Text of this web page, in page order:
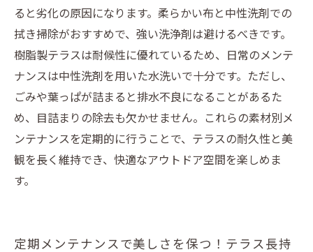
ると劣化の原因になります。柔らかい布と中性洗剤での
拭き掃除がおすすめで、強い洗浄剤は避けるべきです。
樹脂製テラスは耐候性に優れているため、日常のメンテ
ナンスは中性洗剤を用いた水洗いで十分です。ただし、
ごみや葉っぱが詰まると排水不良になることがあるた
め、目詰まりの除去も欠かせません。これらの素材別メ
ンテナンスを定期的に行うことで、テラスの耐久性と美
観を長く維持でき、快適なアウトドア空間を楽しめま
す。
定期メンテナンスで美しさを保つ！テラス長持